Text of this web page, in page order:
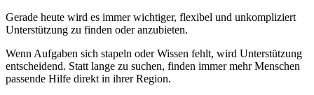
Gerade heute wird es immer wichtiger, flexibel und unkompliziert
Unterstützung zu finden oder anzubieten.
Wenn Aufgaben sich stapeln oder Wissen fehlt, wird Unterstützung
entscheidend. Statt lange zu suchen, finden immer mehr Menschen
passende Hilfe direkt in ihrer Region.